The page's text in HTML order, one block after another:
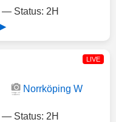
— Status: 2H
LIVE
Norrköping W
— Status: 2H